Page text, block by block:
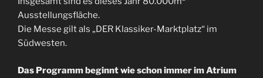
Ausstellungsfläche.
Die Messe gilt als „DER Klassiker-Marktplatz“ im
Südwesten.
Das Programm beginnt wie schon immer im Atrium